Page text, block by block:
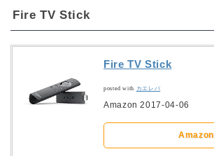
Fire TV Stick
Fire TV Stick
posted with カエレバ
Amazon 2017-04-06
Amazon